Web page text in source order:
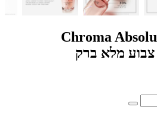
שמן כרומה אבסולו Chroma Absolu